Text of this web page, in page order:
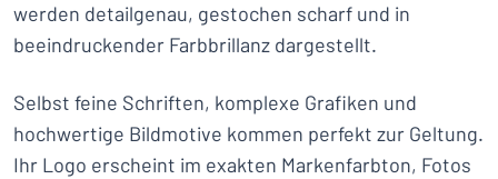
werden detailgenau, gestochen scharf und in
beeindruckender Farbbrillanz dargestellt.
Selbst feine Schriften, komplexe Grafiken und
hochwertige Bildmotive kommen perfekt zur Geltung.
Ihr Logo erscheint im exakten Markenfarbton, Fotos